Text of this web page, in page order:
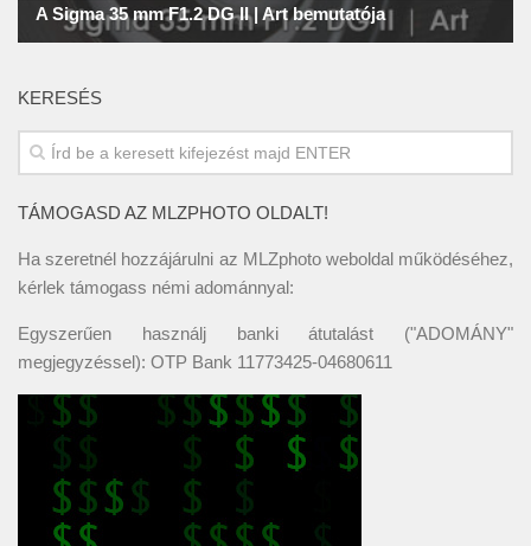
KERESÉS
TÁMOGASD AZ MLZPHOTO OLDALT!
Ha szeretnél hozzájárulni az MLZphoto weboldal működéséhez,
kérlek támogass némi adománnyal:
Egyszerűen használj banki átutalást ("ADOMÁNY"
megjegyzéssel): OTP Bank 11773425-04680611